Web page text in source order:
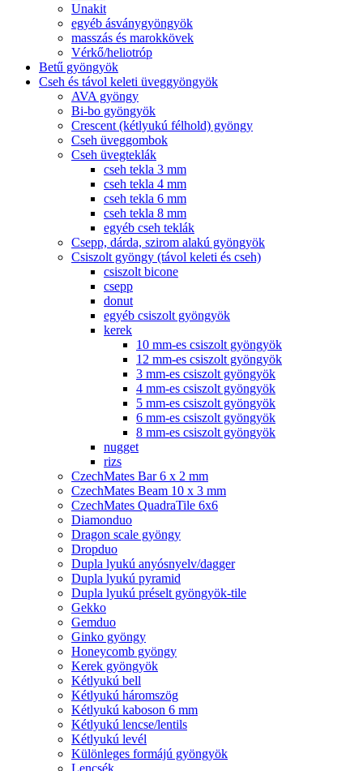
Unakit
egyéb ásványgyöngyök
masszás és marokkövek
Vérkő/heliotróp
Betű gyöngyök
Cseh és távol keleti üveggyöngyök
AVA gyöngy
Bi-bo gyöngyök
Crescent (kétlyukú félhold) gyöngy
Cseh üveggombok
Cseh üvegteklák
cseh tekla 3 mm
cseh tekla 4 mm
cseh tekla 6 mm
cseh tekla 8 mm
egyéb cseh teklák
Csepp, dárda, szirom alakú gyöngyök
Csiszolt gyöngy (távol keleti és cseh)
csiszolt bicone
csepp
donut
egyéb csiszolt gyöngyök
kerek
10 mm-es csiszolt gyöngyök
12 mm-es csiszolt gyöngyök
3 mm-es csiszolt gyöngyök
4 mm-es csiszolt gyöngyök
5 mm-es csiszolt gyöngyök
6 mm-es csiszolt gyöngyök
8 mm-es csiszolt gyöngyök
nugget
rizs
CzechMates Bar 6 x 2 mm
CzechMates Beam 10 x 3 mm
CzechMates QuadraTile 6x6
Diamonduo
Dragon scale gyöngy
Dropduo
Dupla lyukú anyósnyelv/dagger
Dupla lyukú pyramid
Dupla lyukú préselt gyöngyök-tile
Gekko
Gemduo
Ginko gyöngy
Honeycomb gyöngy
Kerek gyöngyök
Kétlyukú bell
Kétlyukú háromszög
Kétlyukú kaboson 6 mm
Kétlyukú lencse/lentils
Kétlyukú levél
Különleges formájú gyöngyök